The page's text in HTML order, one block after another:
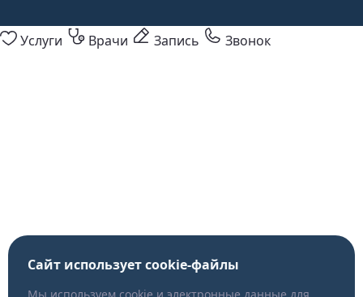
Услуги Врачи Запись Звонок
Сайт использует cookie-файлы